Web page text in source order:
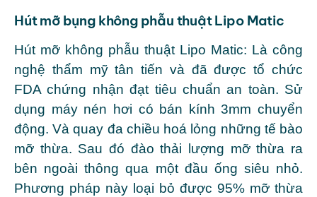
Hút mỡ bụng không phẫu thuật Lipo Matic
Hút mỡ không phẫu thuật Lipo Matic: Là công
nghệ thẩm mỹ tân tiến và đã được tổ chức
FDA chứng nhận đạt tiêu chuẩn an toàn. Sử
dụng máy nén hơi có bán kính 3mm chuyển
động. Và quay đa chiều hoá lỏng những tế bào
mỡ thừa. Sau đó đào thải lượng mỡ thừa ra
bên ngoài thông qua một đầu ống siêu nhỏ.
Phương pháp này loại bỏ được 95% mỡ thừa